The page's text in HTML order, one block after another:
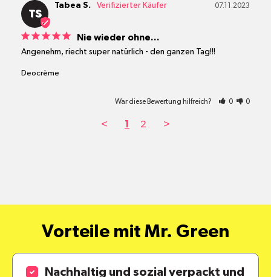
TS
07.11.2023
Tabea S.
Nie wieder ohne…
Angenehm, riecht super natürlich - den ganzen Tag!!!
Deocrème
War diese Bewertung hilfreich? 0 0
< 1 2 >
Vorteile mit Mr. Green
Nachhaltig und sozial verpackt und